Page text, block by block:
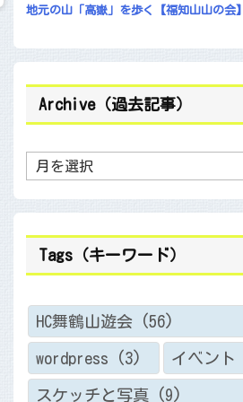
地元の山「高嶽」を歩く【福知山山の会】
Archive（過去記事）
h
i
過
記
事
）
Tags（キーワード）
HC舞鶴山遊会 (56)
wordpress (3) イベント
スケッチと写真 (9)